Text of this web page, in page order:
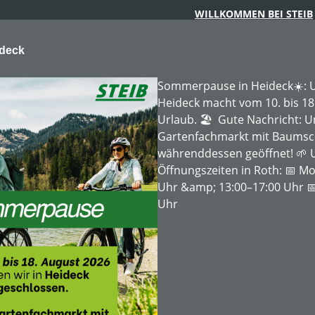
WILLKOMMEN BEI STEIB
FORSTTECHNIK BAUMSCHULE
Seite
1 Seite
2 Seite
3
Sommerpause in Heideck☀️:
Heideck macht vom 10. bis
Urlaub. 🏖️ Gute Nachricht:
Gartenfachmarkt mit
währenddessen geöffnet! 🌱
Öffnungszeiten in Roth: 📅
Uhr &amp; 13:00–17:00 Uhr
Uhr